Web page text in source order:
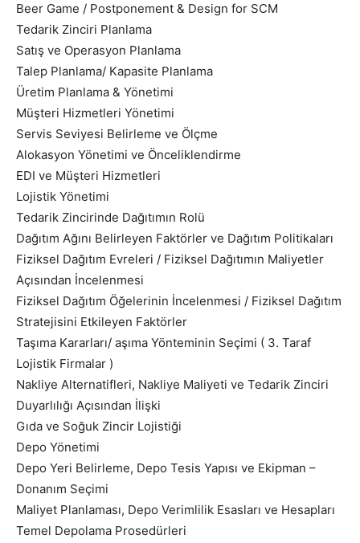
Beer Game / Postponement & Design for SCM
Tedarik Zinciri Planlama
Satış ve Operasyon Planlama
Talep Planlama/ Kapasite Planlama
Üretim Planlama & Yönetimi
Müşteri Hizmetleri Yönetimi
Servis Seviyesi Belirleme ve Ölçme
Alokasyon Yönetimi ve Önceliklendirme
EDI ve Müşteri Hizmetleri
Lojistik Yönetimi
Tedarik Zincirinde Dağıtımın Rolü
Dağıtım Ağını Belirleyen Faktörler ve Dağıtım Politikaları
Fiziksel Dağıtım Evreleri / Fiziksel Dağıtımın Maliyetler
Açısından İncelenmesi
Fiziksel Dağıtım Öğelerinin İncelenmesi / Fiziksel Dağıtım
Stratejisini Etkileyen Faktörler
Taşıma Kararları/ aşıma Yönteminin Seçimi ( 3. Taraf
Lojistik Firmalar )
Nakliye Alternatifleri, Nakliye Maliyeti ve Tedarik Zinciri
Duyarlılığı Açısından İlişki
Gıda ve Soğuk Zincir Lojistiği
Depo Yönetimi
Depo Yeri Belirleme, Depo Tesis Yapısı ve Ekipman –
Donanım Seçimi
Maliyet Planlaması, Depo Verimlilik Esasları ve Hesapları
Temel Depolama Prosedürleri